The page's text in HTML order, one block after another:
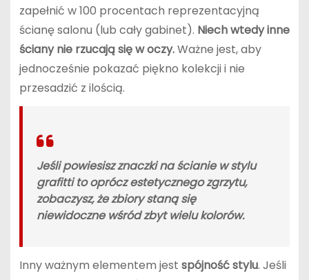
zapełnić w 100 procentach reprezentacyjną
ścianę salonu (lub cały gabinet). Niech wtedy inne
ściany nie rzucają się w oczy.Ważne jest, aby
jednocześnie pokazać piękno kolekcji i nie
przesadzić z ilością.
Jeśli powiesisz znaczki na ścianie w stylu
grafitti to oprócz estetycznego zgrzytu,
zobaczysz, że zbiory staną się
niewidoczne wśród zbyt wielu kolorów.
Inny ważnym elementem jest spójność stylu. Jeśli